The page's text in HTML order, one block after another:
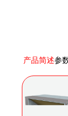
产品简述参